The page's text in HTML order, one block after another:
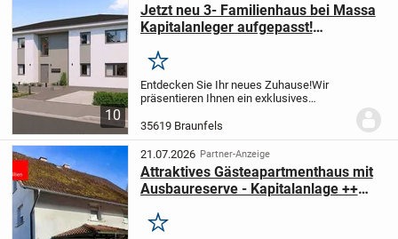
10
Jetzt neu 3- Familienhaus bei Massa
Kapitalanleger aufgepasst!
Merken
Entdecken Sie Ihr neues Zuhause!Wir
präsentieren Ihnen ein exklusives
Penthouse-Wohnung mit zwei Balkonen
und traumhaftem Ausblick- Einer
charmanten...
35619 Braunfels
21.07.2026 Partner-Anzeige
Attraktives Gästeapartmenthaus mit
Ausbaureserve - Kapitalanlage ++
Merken